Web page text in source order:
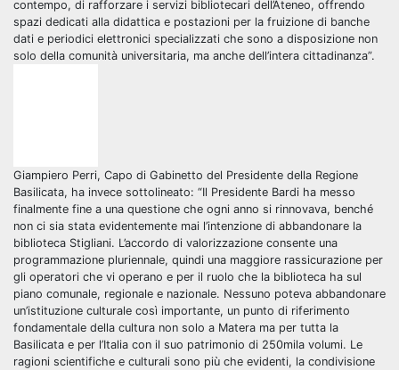
contempo, di rafforzare i servizi bibliotecari dell’Ateneo, offrendo
spazi dedicati alla didattica e postazioni per la fruizione di banche
dati e periodici elettronici specializzati che sono a disposizione non
solo della comunità universitaria, ma anche dell’intera cittadinanza”.
Giampiero Perri, Capo di Gabinetto del Presidente della Regione
Basilicata, ha invece sottolineato: “Il Presidente Bardi ha messo
finalmente fine a una questione che ogni anno si rinnovava, benché
non ci sia stata evidentemente mai l’intenzione di abbandonare la
biblioteca Stigliani. L’accordo di valorizzazione consente una
programmazione pluriennale, quindi una maggiore rassicurazione per
gli operatori che vi operano e per il ruolo che la biblioteca ha sul
piano comunale, regionale e nazionale. Nessuno poteva abbandonare
un’istituzione culturale così importante, un punto di riferimento
fondamentale della cultura non solo a Matera ma per tutta la
Basilicata e per l’Italia con il suo patrimonio di 250mila volumi. Le
ragioni scientifiche e culturali sono più che evidenti, la condivisione